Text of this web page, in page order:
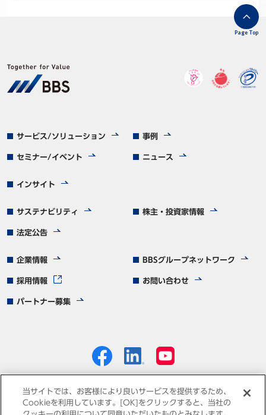
サービス/ソリューション 事例
セミナー/イベント ニュース
インサイト
サステナビリティ 株主・投資家情報
法定公告
企業情報 BBSグループネットワーク
採用情報 お問い合わせ
パートナー募集
Page Top
当サイトでは、お客様により良いサービスを提供するため、
Cookieを利用しています。[OK]をクリックすると、当社の